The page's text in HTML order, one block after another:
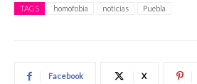
TAGS homofobia noticias Puebla
Facebook X